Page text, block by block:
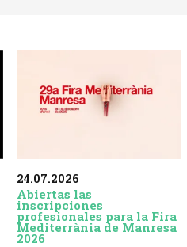
24.07.2026
Abiertas las
inscripciones
profesionales para la Fira
Mediterrània de Manresa
2026